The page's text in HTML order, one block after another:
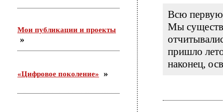
Приняла участие во «II Всероссийском
корчаковском сборе: от практики к моделям
развития педагогического образования». Выступила
с сообщением «Советские педагоги и несоветские
дети. Парадоксы воспитания».
С 26 ноября по 3 декабря участвовала в российско-
германском форуме по неформальному
образованию в Академии неформального
образования «Хаус-ам-Майберг» (г.Хаппенхайм,
Мои публикации и проекты
«Цифровое поколение»
Всю первую
Мы
пришло
наконец,